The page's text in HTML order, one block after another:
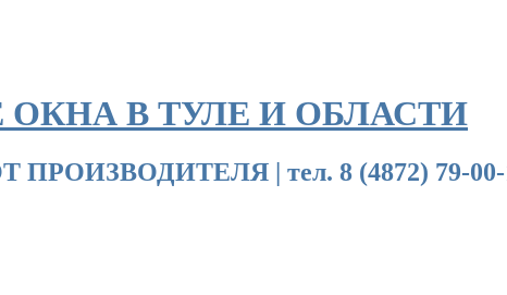
В ТУЛЕ И ОБЛАСТИ
| тел. 8 (4872) 79-00-18 |